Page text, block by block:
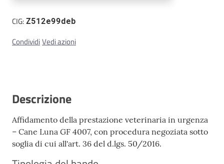
CIG:Z512e99deb
CondividiVedi azioni
Descrizione
Affidamento della prestazione veterinaria in urgenza
– Cane Luna GF 4007, con procedura negoziata sotto
soglia di cui all'art. 36 del d.lgs. 50/2016.